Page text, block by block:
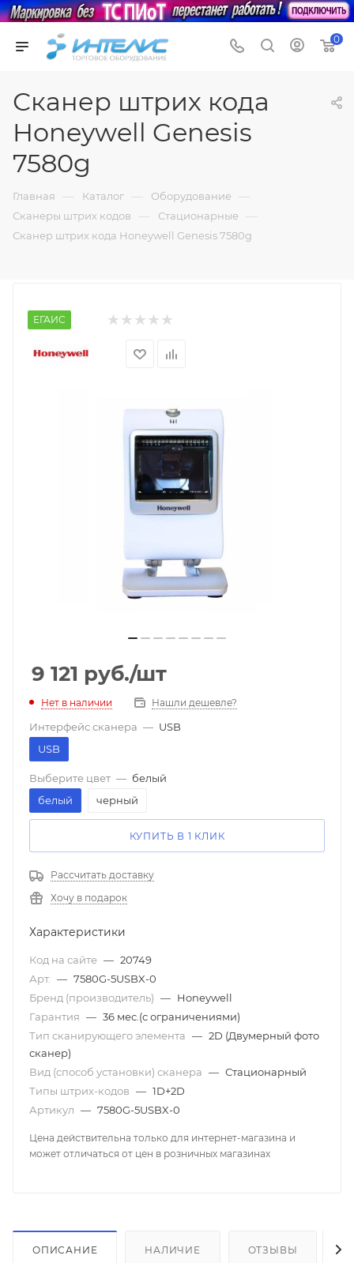
0
Сканер штрих кода
Honeywell Genesis
7580g
Главная — Каталог — Оборудование —
Сканеры штрих кодов — Стационарные —
Сканер штрих кода Honeywell Genesis 7580g
ЕГАИС
9 121 руб./шт
Нет в наличии Нашли дешевле?
Интерфейс сканера — USB
USB
Выберите цвет — белый
белый
черный
КУПИТЬ В 1 КЛИК
Рассчитать доставку
Хочу в подарок
Характеристики
Код на сайте — 20749
Арт. — 7580G-5USBX-0
Бренд (производитель) — Honeywell
Гарантия — 36 мес.(с ограничениями)
Тип сканирующего элемента — 2D (Двумерный фото
сканер)
Вид (способ установки) сканера — Стационарный
Типы штрих-кодов — 1D+2D
Артикул — 7580G-5USBX-0
Цена действительна только для интернет-магазина и
может отличаться от цен в розничных магазинах
ОПИСАНИЕ НАЛИЧИЕ ОТЗЫВЫ